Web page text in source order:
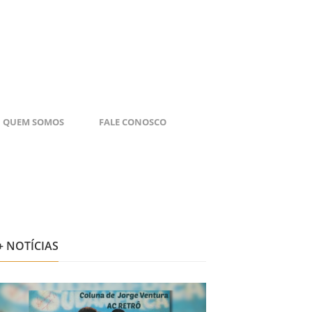
QUEM SOMOS FALE CONOSCO
NOTÍCIAS